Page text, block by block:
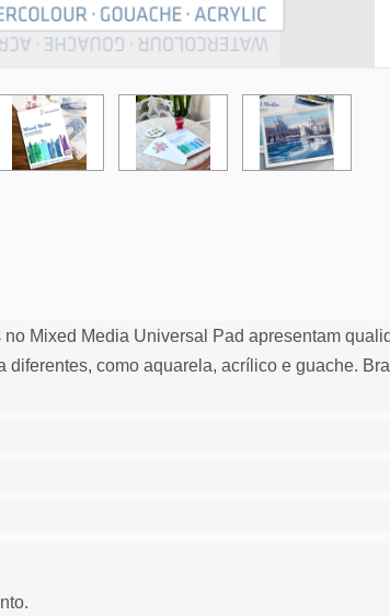
Mixed Media Universal Pad apresentam
diferentes, como aquarela, acrílico e guache.